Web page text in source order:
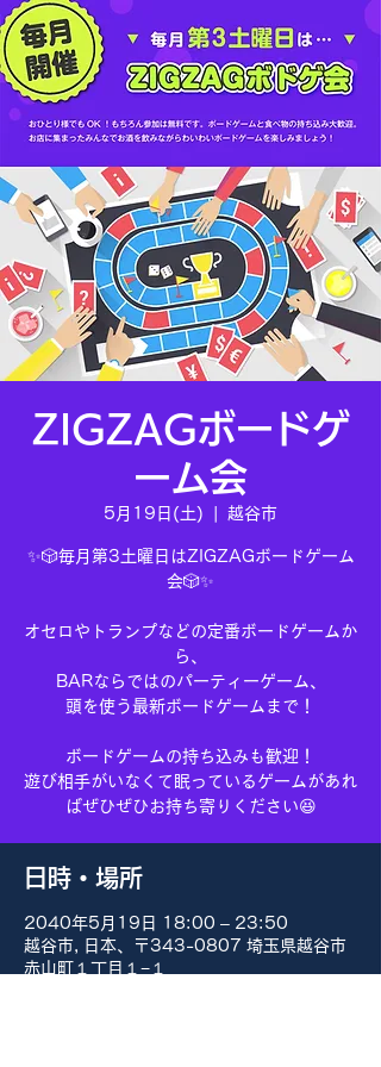
ZIGZAGボードゲ
ーム会
5月19日(土) 越谷市
✨🎲毎月第3土曜日はZIGZAGボードゲーム
会🎲✨
オセロやトランプなどの定番ボードゲームか
ら、
BARならではのパーティーゲーム、
頭を使う最新ボードゲームまで！
ボードゲームの持ち込みも歓迎！
遊び相手がいなくて眠っているゲームがあれ
ばぜひぜひお持ち寄りください😆
日時・場所
2040年5月19日 18:00 – 23:50
越谷市, 日本、〒343-0807 埼玉県越谷市
赤山町１丁目１−１